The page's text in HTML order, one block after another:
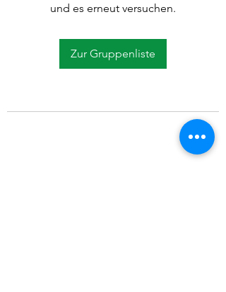
und es erneut versuchen.
Zur Gruppenliste